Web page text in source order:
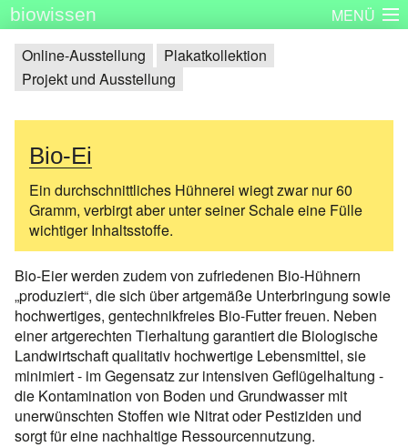
biowissen MENÜ
Startseite Skizzenbücher Plakatserie
Über biowissen Aktuell Partner
Online-Ausstellung
Plakatkollektion
Projekt und Ausstellung
Bio-Ei
Ein durchschnittliches Hühnerei wiegt zwar nur 60
Gramm, verbirgt aber unter seiner Schale eine Fülle
wichtiger Inhaltsstoffe.
Bio-Eier werden zudem von zufriedenen Bio-Hühnern
„produziert“, die sich über artgemäße Unterbringung sowie
hochwertiges, gentechnikfreies Bio-Futter freuen. Neben
einer artgerechten Tierhaltung garantiert die Biologische
Landwirtschaft qualitativ hochwertige Lebensmittel, sie
minimiert - im Gegensatz zur intensiven Geflügelhaltung -
die Kontamination von Boden und Grundwasser mit
unerwünschten Stoffen wie Nitrat oder Pestiziden und
sorgt für eine nachhaltige Ressourcennutzung.